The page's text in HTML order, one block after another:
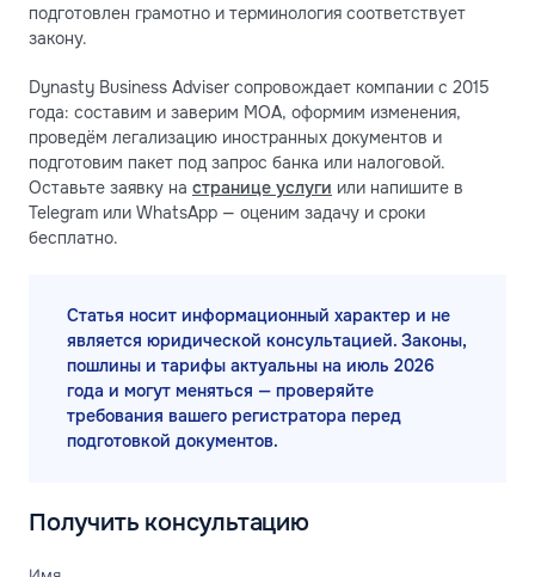
подготовлен грамотно и терминология соответствует
закону.
Dynasty Business Adviser сопровождает компании с 2015
года: составим и заверим MOA, оформим изменения,
проведём легализацию иностранных документов и
подготовим пакет под запрос банка или налоговой.
Оставьте заявку на странице услуги или напишите в
Telegram или WhatsApp — оценим задачу и сроки
бесплатно.
Статья носит информационный характер и не
является юридической консультацией. Законы,
пошлины и тарифы актуальны на июль 2026
года и могут меняться — проверяйте
требования вашего регистратора перед
подготовкой документов.
Получить консультацию